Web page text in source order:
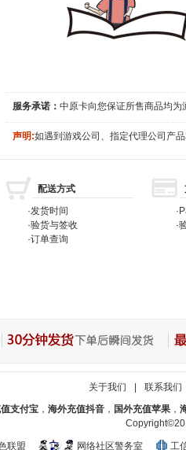
服务承诺： 中原卡向您保证所售商品均
声明:如遇到游戏公司、指定代理公司产
配送方式
·发货时间
·验货与签收
·订单查询
·
·
关于我们
联系我们
支付宝， 海外充值抖音， 国外充值苹果，
联盟 网络社区警务室 工